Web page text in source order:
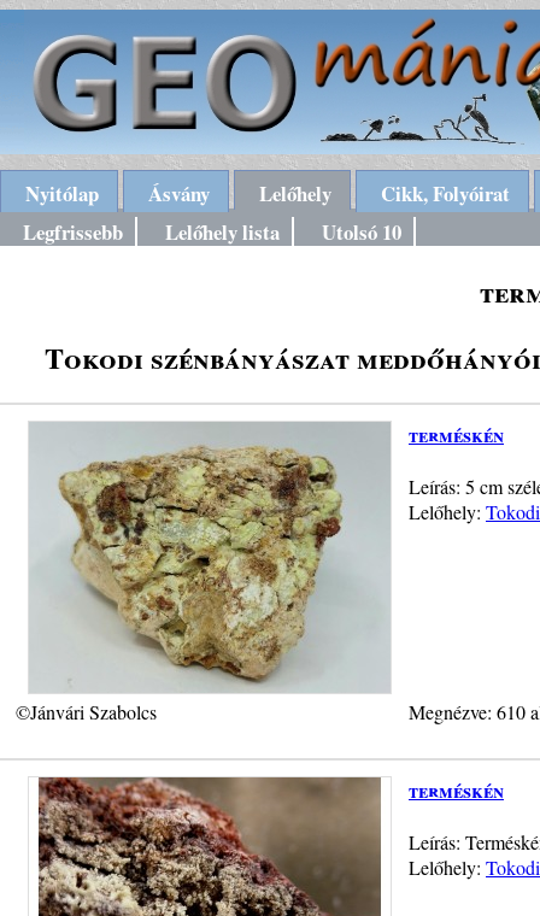
Nyitólap Ásvány Lelőhely
Cikk, Folyóirat
Legfrissebb
Lelőhely lista Utolsó 10
Tokodi szénbányászat
terméskén
Leírás: 5 cm
Lelőhely:
©Jánvári Szabolcs Megnézve: 610
terméskén
Leírás:
Lelőhely: